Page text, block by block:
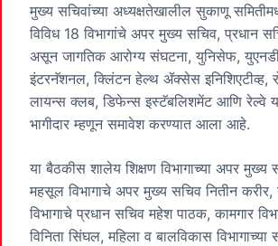
मुख्य सचिवांच्या अध्यक्षतेखालील सुकाणू
विविध 18 विभागांचे अपर मुख्य सचिव, प्रधान
असून जागतिक आरोग्य संघटना, युनिसेफ,
इंटरनॅशनल, क्लिंटन हेल्थ ॲक्सेस इनिशिएटीव्ह,
लायन्स क्लब, डिफेन्स इस्टॅबलिशमेंट आणि रेल्वे
भागीदार म्हणून समावेश करण्यात आला आहे.
या बैठकीस शालेय शिक्षण विभागाच्या अपर मुख्य
महसूल विभागाचे अपर मुख्य सचिव नितीन करीर,
विभागाचे प्रधान सचिव महेश पाठक, कामगार
विनिता सिंघल, महिला व बालविकास